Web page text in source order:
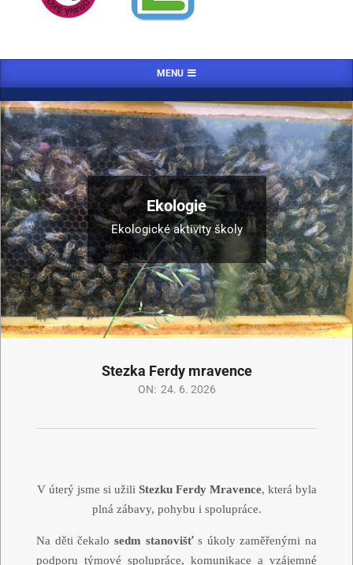
MENU
Ekologie
Ekologické aktivity školy
Stezka Ferdy mravence
ON: 24. 6. 2026
V úterý jsme si užili Stezku Ferdy Mravence, která byla
plná zábavy, pohybu i spolupráce.
Na děti čekalo sedm stanovišťs úkoly zaměřenými na
podporu týmové spolupráce, komunikace a vzájemné